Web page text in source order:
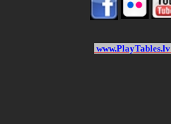
www.PlayTables.lv